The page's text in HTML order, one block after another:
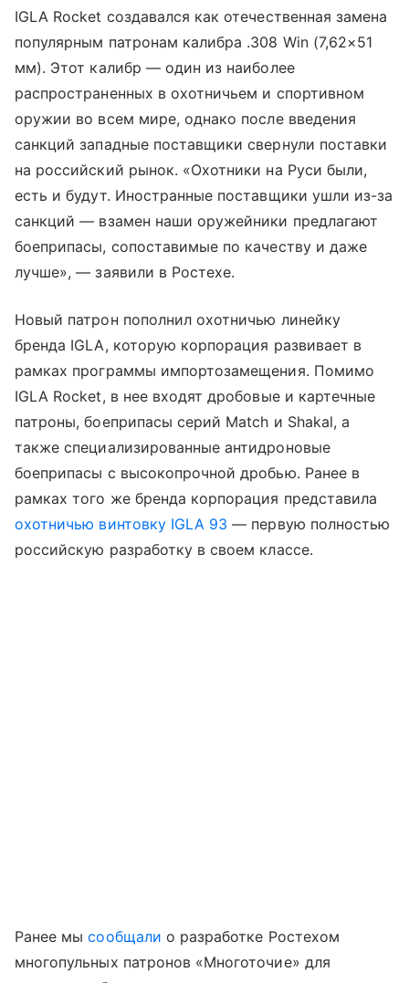
IGLA Rocket создавался как отечественная замена
популярным патронам калибра .308 Win (7,62×51
мм). Этот калибр — один из наиболее
распространенных в охотничьем и спортивном
оружии во всем мире, однако после введения
санкций западные поставщики свернули поставки
на российский рынок. «Охотники на Руси были,
есть и будут. Иностранные поставщики ушли из-за
санкций — взамен наши оружейники предлагают
боеприпасы, сопоставимые по качеству и даже
лучше», — заявили в Ростехе.
Новый патрон пополнил охотничью линейку
бренда IGLA, которую корпорация развивает в
рамках программы импортозамещения. Помимо
IGLA Rocket, в нее входят дробовые и картечные
патроны, боеприпасы серий Match и Shakal, а
также специализированные антидроновые
боеприпасы с высокопрочной дробью. Ранее в
рамках того же бренда корпорация представила
охотничью винтовку IGLA 93 — первую полностью
российскую разработку в своем классе.
Ранее мысообщали о разработке Ростехом
многопульных патронов «Многоточие» для